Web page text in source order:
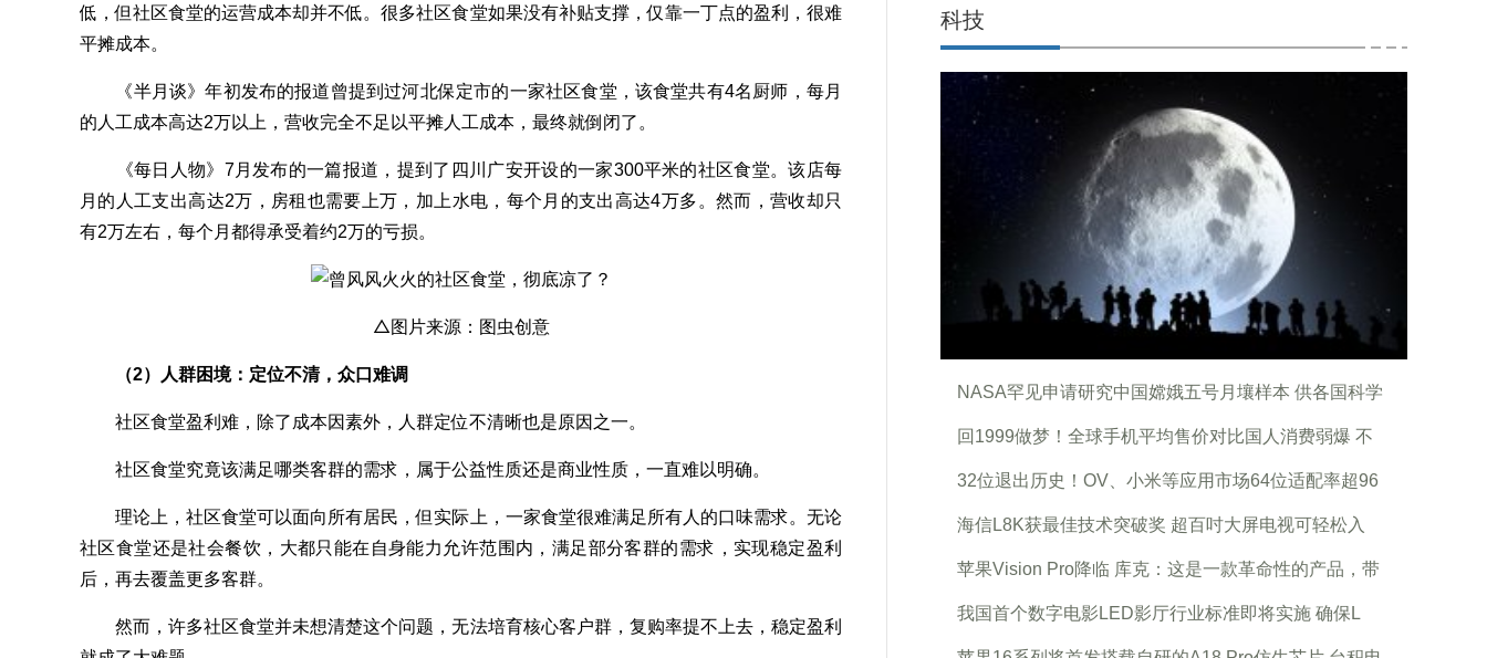
低，但社区食堂的运营成本却并不低。很多社区食堂如果没有补贴支撑，仅靠一丁点的盈利，很难
平摊成本。
《半月谈》年初发布的报道曾提到过河北保定市的一家社区食堂，该食堂共有4名厨师，每月
的人工成本高达2万以上，营收完全不足以平摊人工成本，最终就倒闭了。
《每日人物》7月发布的一篇报道，提到了四川广安开设的一家300平米的社区食堂。该店每
月的人工支出高达2万，房租也需要上万，加上水电，每个月的支出高达4万多。然而，营收却只
有2万左右，每个月都得承受着约2万的亏损。
△图片来源：图虫创意
（2）人群困境：定位不清，众口难调
社区食堂盈利难，除了成本因素外，人群定位不清晰也是原因之一。
社区食堂究竟该满足哪类客群的需求，属于公益性质还是商业性质，一直难以明确。
理论上，社区食堂可以面向所有居民，但实际上，一家食堂很难满足所有人的口味需求。无论
社区食堂还是社会餐饮，大都只能在自身能力允许范围内，满足部分客群的需求，实现稳定盈利
后，再去覆盖更多客群。
然而，许多社区食堂并未想清楚这个问题，无法培育核心客户群，复购率提不上去，稳定盈利
科技
NASA罕见申请研究中国嫦娥五号月壤样本 供各国科学
回1999做梦！全球手机平均售价对比国人消费弱爆 不
32位退出历史！OV、小米等应用市场64位适配率超96
海信L8K获最佳技术突破奖 超百吋大屏电视可轻松入
苹果Vision Pro降临 库克：这是一款革命性的产品，带
我国首个数字电影LED影厅行业标准即将实施 确保L